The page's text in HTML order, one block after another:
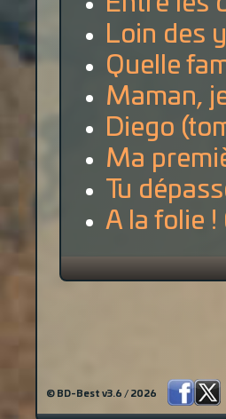
Loin des
Quelle
Maman,
Diego
Ma
Tu
A la folie !
© BD-Best v3.6 / 2026